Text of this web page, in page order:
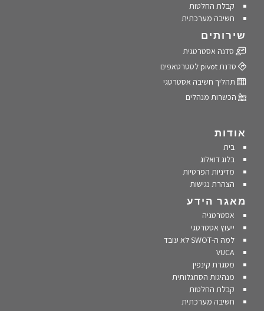
קבלת החלטות
חשיבה מערכתית
שירותים
סדנה אסטרטגית
סדנת pivot לסטרטאפים
תהליך חשיבה אסטרטגי
הכשרות מנהלים
אודות
בית
בלוג דואלוג
מדיניות הפרטיות
הצהרת נגישות
מאגר הידע
אסטרטגיה
ייעוץ אסטרטגי
למה ה-SWOT לא עובד
VUCA
מסגרת קינפין
מנהיגות הסתגלותית
קבלת החלטות
חשיבה מערכתית